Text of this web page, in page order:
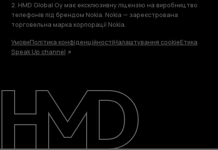
Детальніше
Підтримка
2. HMD Global Oy має ексклюзивну ліцензію на виробництво
телефонів під брендом Nokia. Nokia — зареєстрована
торговельна марка корпорації Nokia.
УмовиПолітика конфіденційностіНалаштування cookieЕтика
Speak Up channel